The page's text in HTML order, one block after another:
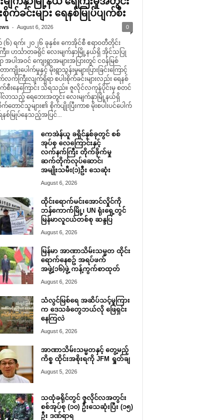
စိုက်ခင်းများ ရေနစ်မြုပ်ပျက်စီး
- August 6, 2026 0
) ရက်၊ ၂၀၂၆ ခုနှစ်။ ကေအိုင်စီ ဧရာဝတီတိုင်း
း၊ ဟင်္သာတခရိုင် လေးမျက်နှာမြို့နယ်ရှိ အိုင်သပြု
အပါအဝင် ကျေးရွာအများအပြားတွင် ငဝန်မြစ်
ကျိုးပေါက်မှုနှင့် မိုးရွာသွန်းမှုများပြားခြင်းကြောင့်
က်ကြီးလျက်ရှိရာ စပါးစိုက်ခင်းများလည်း ရေနစ်
က်စီးနေကြောင်း သိရသည်။ ဇူလိုင်လကုန်ပိုင်းမှ စတင်
ါ်လာသည့် ရေဘေးအတွင်း လေးမျက်နှာမြို့နယ်ရှိ
ောင်သူများ၏ စိုက်ပျိုးပြီးကာစ မိုးစပါးပင်ပေါက်
ေနစ်မြုပ်နေသည့်အပြင်...
ကေအဲန်ယူ ခရိုင်နှစ်ခုတွင် စစ်
အုပ်စု လေကြောင်းနှင့်
လက်နက်ကြီး တိုက်ခိုက်မှု
ဆက်တိုက်လုပ်ဆောင်၊
အမျိုးသမီး(၁)ဦး သေဆုံး
August 6, 2026
ထိုင်းရောက်မင်းအောင်လှိုင်ကို
ဘန်ကောက်မြို့၊ UN ရုံးရှေ့တွင်
မြန်မာလူငယ်တစ်စု ဆန္ဒပြ
August 6, 2026
မြန်မာ အာဏာသိမ်းသမ္မတ ထိုင်း
ရောက်နေစဥ် အရပ်ဖက်
အဖွဲ့(၁၆)ဖွဲ့ ကန့်ကွက်စာထုတ်
August 6, 2026
သံလွင်မြစ်ရေ အဆိပ်သင့်မှုကြား
က ဒေသခံတွေဘယ်လို ဖြေရှင်း
နေကြလဲ
August 6, 2026
အာဏာသိမ်းသမ္မတနှင့် တွေ့မည့်
ကိစ္စ ထိုင်းအစိုးရကို JFM ရှုတ်ချ
August 5, 2026
သထုံခရိုင်တွင် ဇူလိုင်လအတွင်း
စစ်အုပ်စု (၁၀) ဦးသေဆုံးပြီး (၁၅)
ဦး ဒဏ်ရာရ